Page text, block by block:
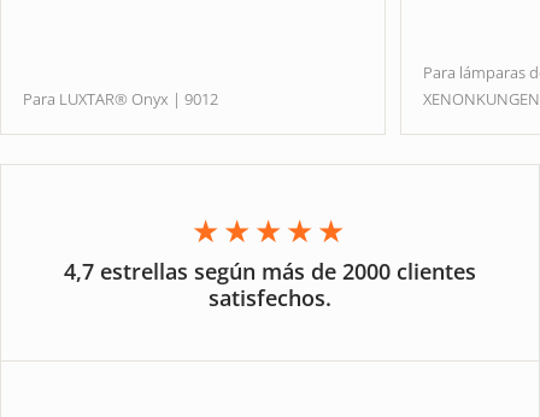
Para LUXTAR® Onyx | 9012
Para lámparas
★★★★★
4,7 estrellas según más de 2000 clientes
satisfechos.